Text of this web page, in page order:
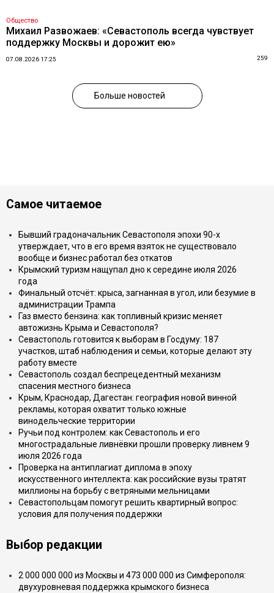
Общество
Михаил Развожаев: «Севастополь всегда чувствует
поддержку Москвы и дорожит ею»
07.08.2026 17:25 259
Больше новостей
Самое читаемое
Бывший градоначальник Севастополя эпохи 90-х
утверждает, что в его время взяток не существовало
вообще и бизнес работал без откатов
Крымский туризм нащупал дно к середине июля 2026
года
Финальный отсчёт: крыса, загнанная в угол, или безумие в
администрации Трампа
Газ вместо бензина: как топливный кризис меняет
автожизнь Крыма и Севастополя?
Севастополь готовится к выборам в Госдуму: 187
участков, штаб наблюдения и семьи, которые делают эту
работу вместе
Севастополь создал беспрецедентный механизм
спасения местного бизнеса
Крым, Краснодар, Дагестан: география новой винной
рекламы, которая охватит только южные
винодельческие территории
Ручьи под контролем: как Севастополь и его
многострадальные ливнёвки прошли проверку ливнем 9
июля 2026 года
Проверка на антиплагиат диплома в эпоху
искусственного интеллекта: как российские вузы тратят
миллионы на борьбу с ветряными мельницами
Севастопольцам помогут решить квартирный вопрос:
условия для получения поддержки
Выбор редакции
2 000 000 000 из Москвы и 473 000 000 из Симферополя:
двухуровневая поддержка крымского бизнеса